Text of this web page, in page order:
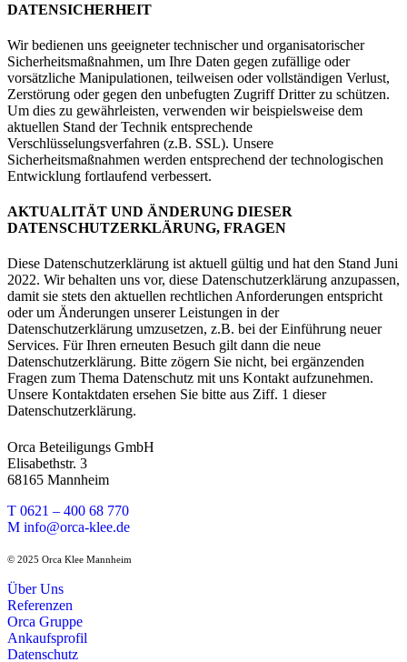
DATENSICHERHEIT
Wir bedienen uns geeigneter technischer und organisatorischer
Sicherheitsmaßnahmen, um Ihre Daten gegen zufällige oder
vorsätzliche Manipulationen, teilweisen oder vollständigen Verlust,
Zerstörung oder gegen den unbefugten Zugriff Dritter zu schützen.
Um dies zu gewährleisten, verwenden wir beispielsweise dem
aktuellen Stand der Technik entsprechende
Verschlüsselungsverfahren (z.B. SSL). Unsere
Sicherheitsmaßnahmen werden entsprechend der technologischen
Entwicklung fortlaufend verbessert.
AKTUALITÄT UND ÄNDERUNG DIESER
DATENSCHUTZERKLÄRUNG, FRAGEN
Diese Datenschutzerklärung ist aktuell gültig und hat den Stand Juni
2022. Wir behalten uns vor, diese Datenschutzerklärung anzupassen,
damit sie stets den aktuellen rechtlichen Anforderungen entspricht
oder um Änderungen unserer Leistungen in der
Datenschutzerklärung umzusetzen, z.B. bei der Einführung neuer
Services. Für Ihren erneuten Besuch gilt dann die neue
Datenschutzerklärung. Bitte zögern Sie nicht, bei ergänzenden
Fragen zum Thema Datenschutz mit uns Kontakt aufzunehmen.
Unsere Kontaktdaten ersehen Sie bitte aus Ziff. 1 dieser
Datenschutzerklärung.
Orca Beteiligungs GmbH
Elisabethstr. 3
68165 Mannheim
T 0621 – 400 68 770
M info@orca-klee.de
© 2025 Orca Klee Mannheim
Über Uns
Referenzen
Orca Gruppe
Ankaufsprofil
Datenschutz